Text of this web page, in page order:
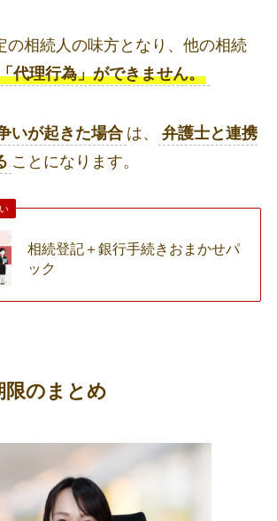
の相続人の味方となり、他の相続
代理行為」ができません。
いが起きた場合 は、
弁護士と連携
ことになります。
相続登記＋銀行手続きおまかせパ
ック
限のまとめ